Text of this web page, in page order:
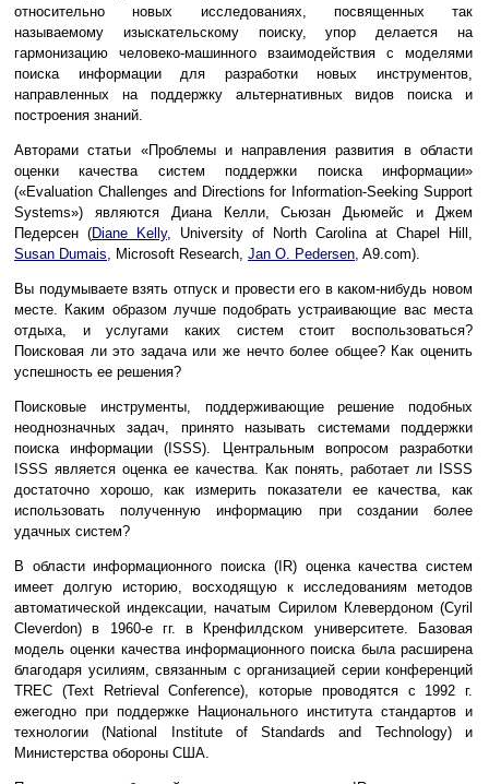
относительно новых исследованиях, посвященных так
называемому изыскательскому поиску, упор делается на
гармонизацию человеко-машинного взаимодействия с моделями
поиска информации для разработки новых инструментов,
направленных на поддержку альтернативных видов поиска и
построения знаний.
Авторами статьи «Проблемы и направления развития в области
оценки качества систем поддержки поиска информации»
(«Evaluation Challenges and Directions for Information-Seeking Support
Systems») являются Диана Келли, Сьюзан Дьюмейс и Джем
Педерсен (Diane Kelly, University of North Carolina at Chapel Hill,
Susan Dumais , Microsoft Research, Jan O. Pedersen , A9.com).
Вы подумываете взять отпуск и провести его в каком-нибудь новом
месте. Каким образом лучше подобрать устраивающие вас места
отдыха, и услугами каких систем стоит воспользоваться?
Поисковая ли это задача или же нечто более общее? Как оценить
успешность ее решения?
Поисковые инструменты, поддерживающие решение подобных
неоднозначных задач, принято называть системами поддержки
поиска информации (ISSS). Центральным вопросом разработки
ISSS является оценка ее качества. Как понять, работает ли ISSS
достаточно хорошо, как измерить показатели ее качества, как
использовать полученную информацию при создании более
удачных систем?
В области информационного поиска (IR) оценка качества систем
имеет долгую историю, восходящую к исследованиям методов
автоматической индексации, начатым Сирилом Клевердоном (Cyril
Cleverdon) в 1960-е гг. в Кренфилдском университете. Базовая
модель оценки качества информационного поиска была расширена
благодаря усилиям, связанным с организацией серии конференций
TREC (Text Retrieval Conference), которые проводятся с 1992 г.
ежегодно при поддержке Национального института стандартов и
технологии (National Institute of Standards and Technology) и
Министерства обороны США.